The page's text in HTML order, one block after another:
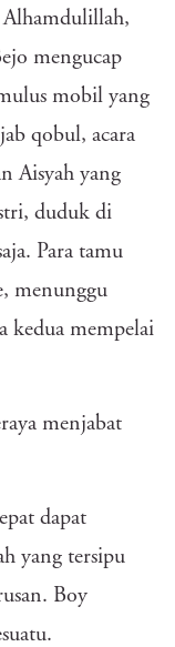
Alhamdulillah,
mengucap
mobil yang
qobul, acara
Aisyah yang
duduk di
Para tamu
menunggu
kedua mempelai
menjabat
dapat
yang tersipu
Boy